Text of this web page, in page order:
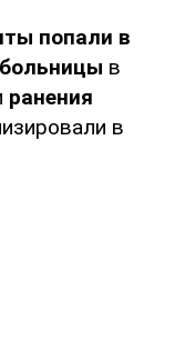
попали в
больницы в
ранения
в